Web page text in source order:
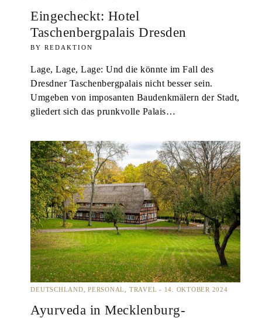
Eingecheckt: Hotel
Taschenbergpalais Dresden
REDAKTION
Lage, Lage, Lage: Und die könnte im Fall des
Dresdner Taschenbergpalais nicht besser sein.
Umgeben von imposanten Baudenkmälern der Stadt,
gliedert sich das prunkvolle Palais…
DEUTSCHLAND PERSONAL TRAVEL 14. OKTOBER 2024
Ayurveda in Mecklenburg-